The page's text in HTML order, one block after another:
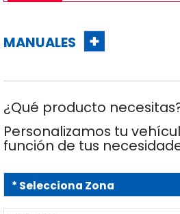
¿Qué producto necesitas?
Personalizamos tu
función de tus